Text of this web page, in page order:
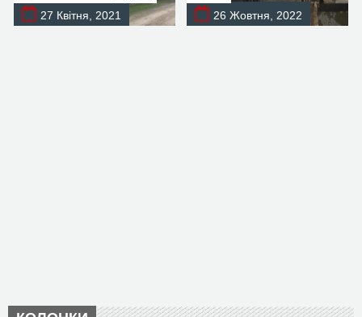
27 Квітня, 2021
26 Жовтня, 2022